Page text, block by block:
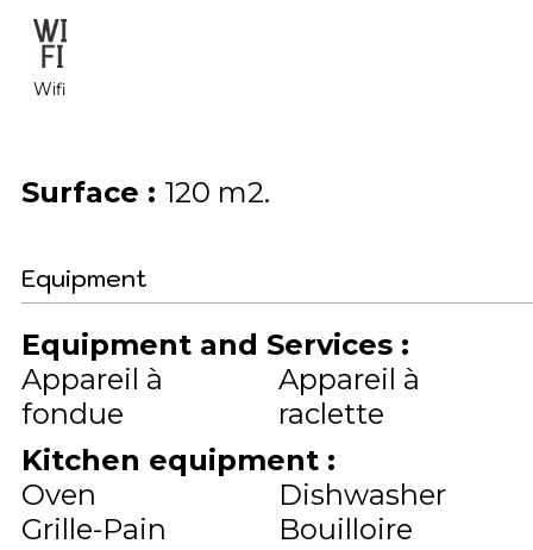
Wifi
Surface : 120 m2
Equipment
Equipment and Services :
Appareil à
fondue
Appareil à
raclette
Kitchen equipment :
Oven
Dishwasher
Grille-Pain
Bouilloire